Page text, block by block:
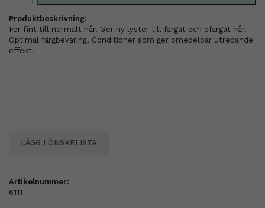
Produktbeskrivning:
För fint till normalt hår. Ger ny lyster till färgat och ofärgat hår.
Optimal färgbevaring. Conditioner som ger omedelbar utredande
effekt.
LÄGG I ÖNSKELISTA
Artikelnummer:
6111